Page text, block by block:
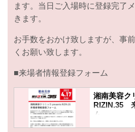
ます。当日ご入場時に登録完了
きます。
お手数をおかけ致しますが、事
くお願い致します。
■来場者情報登録フォーム
湘南美容ク
RIZIN.35
ム
2022年4月17